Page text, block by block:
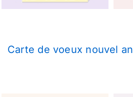
Carte de voeux nouvel an